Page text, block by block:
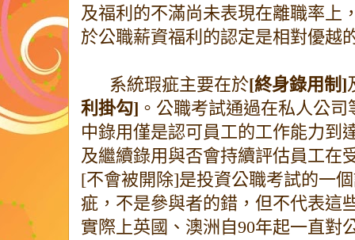
及福利的不滿尚未表現在離職率上
於公職薪資福利的認定是相對優越
系統瑕疵主要在於[終身錄用制]
利掛勾] 。公職考試通過在私人公
中錄用僅是認可員工的工作能力到
及繼續錄用與否會持續評估員工在
[不會被開除]是投資公職考試的一
疵，不是參與者的錯，但不代表這
實際上英國、澳洲自90年起一直對